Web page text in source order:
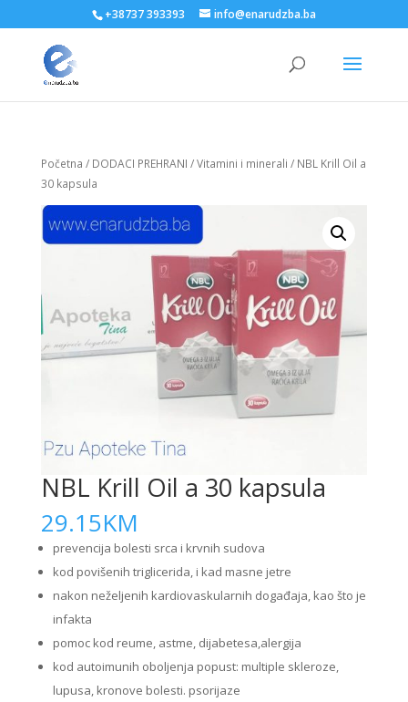
+38737 393393 info@enarudzba.ba
Početna / DODACI PREHRANI /Vitamini i minerali / NBL Krill Oil a
30 kapsula
NBL Krill Oil a 30 kapsula
29.15KM
prevencija bolesti srca i krvnih sudova
kod povišenih triglicerida, i kad masne jetre
nakon neželjenih kardiovaskularnih događaja, kao što je
infakta
pomoc kod reume, astme, dijabetesa,alergija
kod autoimunih oboljenja popust: multiple skleroze,
lupusa, kronove bolesti. psorijaze